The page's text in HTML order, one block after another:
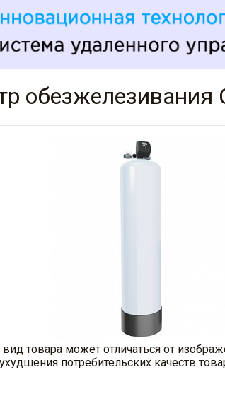
обезжелезивания
товара может отличаться от
потребительских качеств